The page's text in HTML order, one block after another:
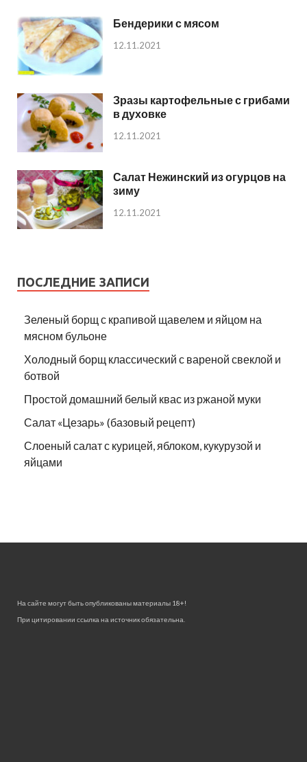
Бендерики с мясом
12.11.2021
Зразы картофельные с грибами
в духовке
12.11.2021
Салат Нежинский из огурцов на
зиму
12.11.2021
ПОСЛЕДНИЕ ЗАПИСИ
Зеленый борщ с крапивой щавелем и яйцом на
мясном бульоне
Холодный борщ классический с вареной свеклой и
ботвой
Простой домашний белый квас из ржаной муки
Салат «Цезарь» (базовый рецепт)
Слоеный салат с курицей, яблоком, кукурузой и
яйцами
На сайте могут быть опубликованы материалы 18+!
При цитировании ссылка на источник обязательна.